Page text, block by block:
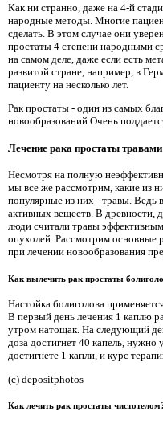
Как ни странно, даже на 4-й
народные методы. Многие
сделать. В этом случае они
простаты 4 степени народными
на самом деле, даже если есть
развитой стране, например, в
пациенту на несколько лет.
Рак простаты - один из самых
новообразований.Очень
Лечение рака простаты травами
Несмотря на полную
мы все же рассмотрим, какие из
популярные из них - травы. Ведь
активных веществ. В древности,
люди считали травы
опухолей. Рассмотрим основные
при лечении новообразования
Как вылечить рак простаты
Настойка болиголова
В первый день лечения 1 каплю
утром натощак. На следующий
доза достигнет 40 капель,
достигнете 1 капли, и курс
(c) depositphotos
Как лечить рак простаты